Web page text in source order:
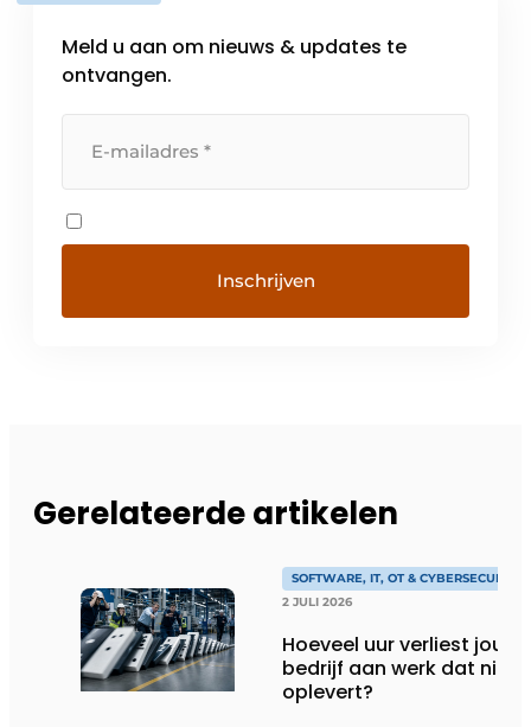
Meld u aan om nieuws & updates te
ontvangen.
Gerelateerde artikelen
SOFTWARE, IT, OT & CYBERSECURITY
2 JULI 2026
Hoeveel uur verliest jouw
bedrijf aan werk dat niks
oplevert?